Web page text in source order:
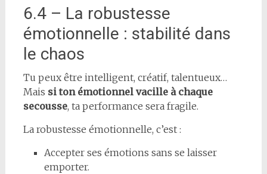
6.4 – La robustesse
émotionnelle : stabilité dans
le chaos
Tu peux être intelligent, créatif, talentueux…
Mais si ton émotionnel vacille à chaque
secousse, ta performance sera fragile.
La robustesse émotionnelle, c’est :
Accepter ses émotions sans se laisser
emporter.